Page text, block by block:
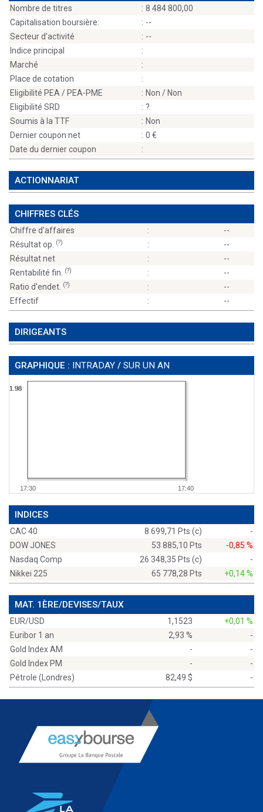
Nombre de titres : 8 484 800,00
Capitalisation boursière:
: --
Secteur d'activité
: --
Indice principal
:
Marché
:
Place de cotation
:
Eligibilité PEA / PEA-PME
: Non / Non
Eligibilité SRD
: ?
Soumis à la TTF
: Non
Dernier coupon net
: 0
Date du dernier coupon
:
ACTIONNARIAT
CHIFFRES CLÉS
Chiffre d'affaires :
--
Résultat op.
(?) :
--
Résultat net
:
--
Rentabilité fin.
(?) :
--
Ratio d'endet. (?) :
--
Effectif
: --
DIRIGEANTS
GRAPHIQUE : INTRADAY / SUR UN AN
17:30 17:40
1.98
1.98
1.98
1.98
INDICES
CAC 40 8 699,71 Pts (c)
-
DOW JONES
53 885,10 Pts
-0,85 %
Nasdaq Comp
26 348,35 Pts (c)
-
Nikkei 225
65 778,28 Pts +0,14 %
MAT. 1ÈRE/DEVISES/TAUX
EUR/USD 1,1523
+0,01 %
Euribor 1 an
2,93 %
-
Gold Index AM
-
-
Gold Index PM
-
-
Pétrole (Londres)
82,49 $ -